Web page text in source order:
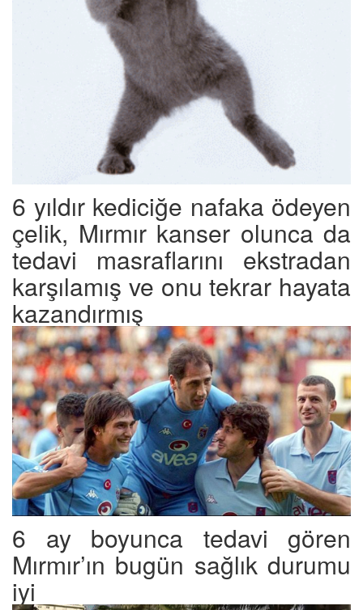
6 yıldır kediciğe nafaka ödeyen
çelik, Mırmır kanser olunca da
tedavi masraflarını ekstradan
karşılamış ve onu tekrar hayata
kazandırmış
6 ay boyunca tedavi gören
Mırmır’ın bugün sağlık durumu
iyi